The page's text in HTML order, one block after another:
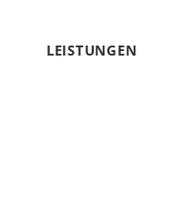
LEISTUNGEN